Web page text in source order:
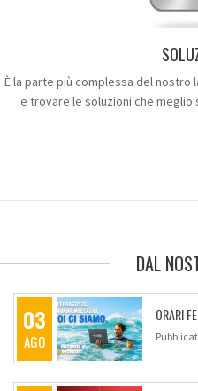
È la parte più complessa del
e trovare le soluzioni che
DAL
03
AGO
ORARI